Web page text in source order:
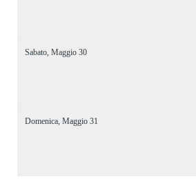
Sabato, Maggio 30
Domenica, Maggio 31